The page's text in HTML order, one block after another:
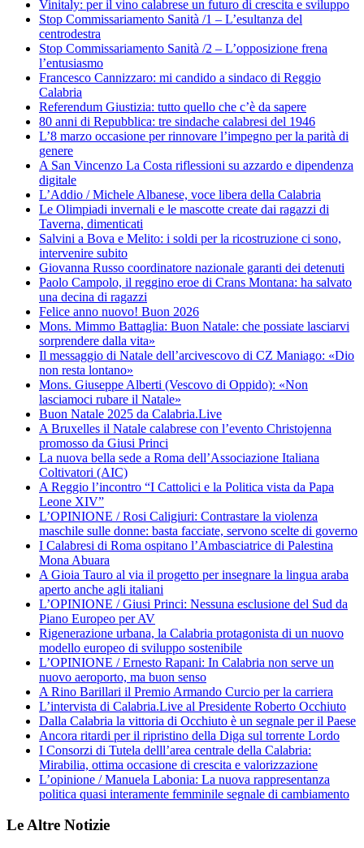
Vinitaly: per il vino calabrese un futuro di crescita e sviluppo
Stop Commissariamento Sanità /1 – L’esultanza del
centrodestra
Stop Commissariamento Sanità /2 – L’opposizione frena
l’entusiasmo
Francesco Cannizzaro: mi candido a sindaco di Reggio
Calabria
Referendum Giustizia: tutto quello che c’è da sapere
80 anni di Repubblica: tre sindache calabresi del 1946
L’8 marzo occasione per rinnovare l’impegno per la parità di
genere
A San Vincenzo La Costa riflessioni su azzardo e dipendenza
digitale
L’Addio / Michele Albanese, voce libera della Calabria
Le Olimpiadi invernali e le mascotte create dai ragazzi di
Taverna, dimenticati
Salvini a Bova e Melito: i soldi per la ricostruzione ci sono,
intervenire subito
Giovanna Russo coordinatore nazionale garanti dei detenuti
Paolo Campolo, il reggino eroe di Crans Montana: ha salvato
una decina di ragazzi
Felice anno nuovo! Buon 2026
Mons. Mimmo Battaglia: Buon Natale: che possiate lasciarvi
sorprendere dalla vita»
Il messaggio di Natale dell’arcivescovo di CZ Maniago: «Dio
non resta lontano»
Mons. Giuseppe Alberti (Vescovo di Oppido): «Non
lasciamoci rubare il Natale»
Buon Natale 2025 da Calabria.Live
A Bruxelles il Natale calabrese con l’evento Christojenna
promosso da Giusi Princi
La nuova bella sede a Roma dell’Associazione Italiana
Coltivatori (AIC)
A Reggio l’incontro “I Cattolici e la Politica vista da Papa
Leone XIV”
L’OPINIONE / Rosi Caligiuri: Contrastare la violenza
maschile sulle donne: basta facciate, servono scelte di governo
I Calabresi di Roma ospitano l’Ambasciatrice di Palestina
Mona Abuara
A Gioia Tauro al via il progetto per insegnare la lingua araba
aperto anche agli italiani
L’OPINIONE / Giusi Princi: Nessuna esclusione del Sud da
Piano Europeo per AV
Rigenerazione urbana, la Calabria protagonista di un nuovo
modello europeo di sviluppo sostenibile
L’OPINIONE / Ernesto Rapani: In Calabria non serve un
nuovo aeroporto, ma buon senso
A Rino Barillari il Premio Armando Curcio per la carriera
L’intervista di Calabria.Live al Presidente Roberto Occhiuto
Dalla Calabria la vittoria di Occhiuto è un segnale per il Paese
Ancora ritardi per il ripristino della Diga sul torrente Lordo
I Consorzi di Tutela delll’area centrale della Calabria:
Mirabilia, ottima occasione di crescita e valorizzazione
L’opinione / Manuela Labonia: La nuova rappresentanza
politica quasi interamente femminile segnale di cambiamento
Le Altre Notizie